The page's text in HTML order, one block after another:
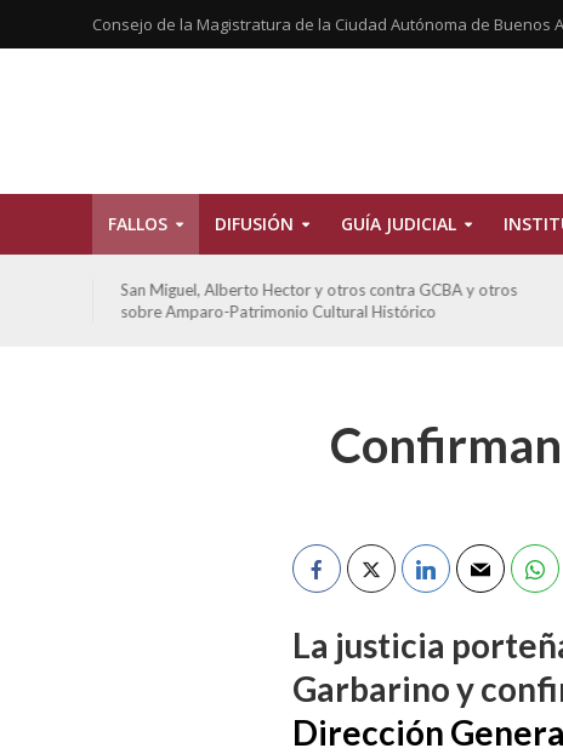
Consejo de la Magistratura de la Ciudad Autónoma de Buenos
FALLOS DIFUSIÓN GUÍA JUDICIAL
San Miguel, Alberto Hector y otros contra GCBA y otros
sobre Amparo-Patrimonio Cultural Histórico
La justicia
Garbarino y
Dirección